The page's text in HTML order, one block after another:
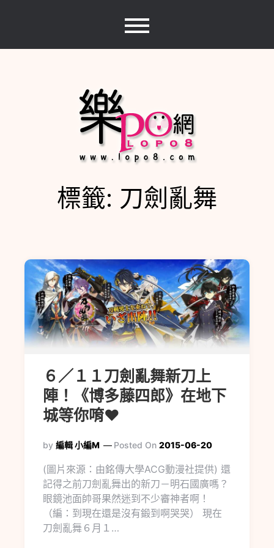
分享你的樂事，樂PO吧~
標籤: 刀劍亂舞
６／１１刀劍亂舞新刀上
陣！《博多藤四郎》在地下
城等你唷♥
by 編輯 小編M Posted On 2015-06-20
(圖片來源：由銘傳大學ACG動漫社提供) 還
記得之前刀劍亂舞出的新刀－明石國廣嗎？
眼鏡池面帥哥果然迷到不少審神者啊！
（編：到現在還是沒有鍛到啊哭哭） 現在
刀劍亂舞６月１…